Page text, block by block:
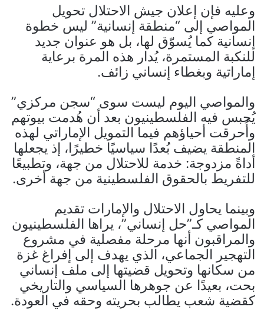
وعليه فإن إعلان جيش الاحتلال تحويل
المواصي إلى “منطقة إنسانية” ليس خطوة
إنسانية كما يُسوّق لها، بل هو عنوان جديد
للنكبة المستمرة، يُدار هذه المرة برعاية
إماراتية وبغطاء إنساني زائف.
والمواصي اليوم ليست سوى “سجن مركزي”
يُحبس فيه الفلسطينيون بعد أن هُدمت بيوتهم
وأُحرقت أحياؤهم فيما التمويل الإماراتي لهذه
المنطقة يضيف بُعدًا سياسيًا خطيرًا، إذ يجعلها
أداةً مزدوجة: خدمة للاحتلال من جهة، وتطبيعًا
للتفريط بالحقوق الفلسطينية من جهة أخرى.
وبينما يحاول الاحتلال والإمارات تقديم
المواصي كـ”حل إنساني”، يراها الفلسطينيون
والمراقبون أنها مرحلة مفصلية في مشروع
التهجير الجماعي، الذي يهدف إلى إفراغ غزة
من سكانها وتحويل قضيتها إلى ملف إنساني
بحت، بعيدًا عن جوهرها السياسي والتاريخي
كقضية شعب يطالب بحريته وحقه في العودة.